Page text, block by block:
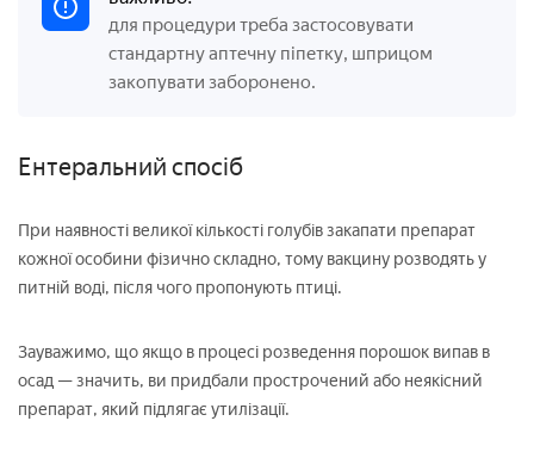
для процедури треба застосовувати
стандартну аптечну піпетку, шприцом
закопувати заборонено.
Ентеральний спосіб
При наявності великої кількості голубів закапати препарат
кожної особини фізично складно, тому вакцину розводять у
питній воді, після чого пропонують птиці.
Зауважимо, що якщо в процесі розведення порошок випав в
осад — значить, ви придбали прострочений або неякісний
препарат, який підлягає утилізації.